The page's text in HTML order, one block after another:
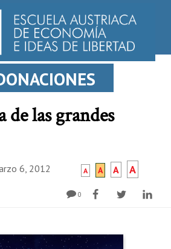
de las grandes
6, 2012 A A A A
0